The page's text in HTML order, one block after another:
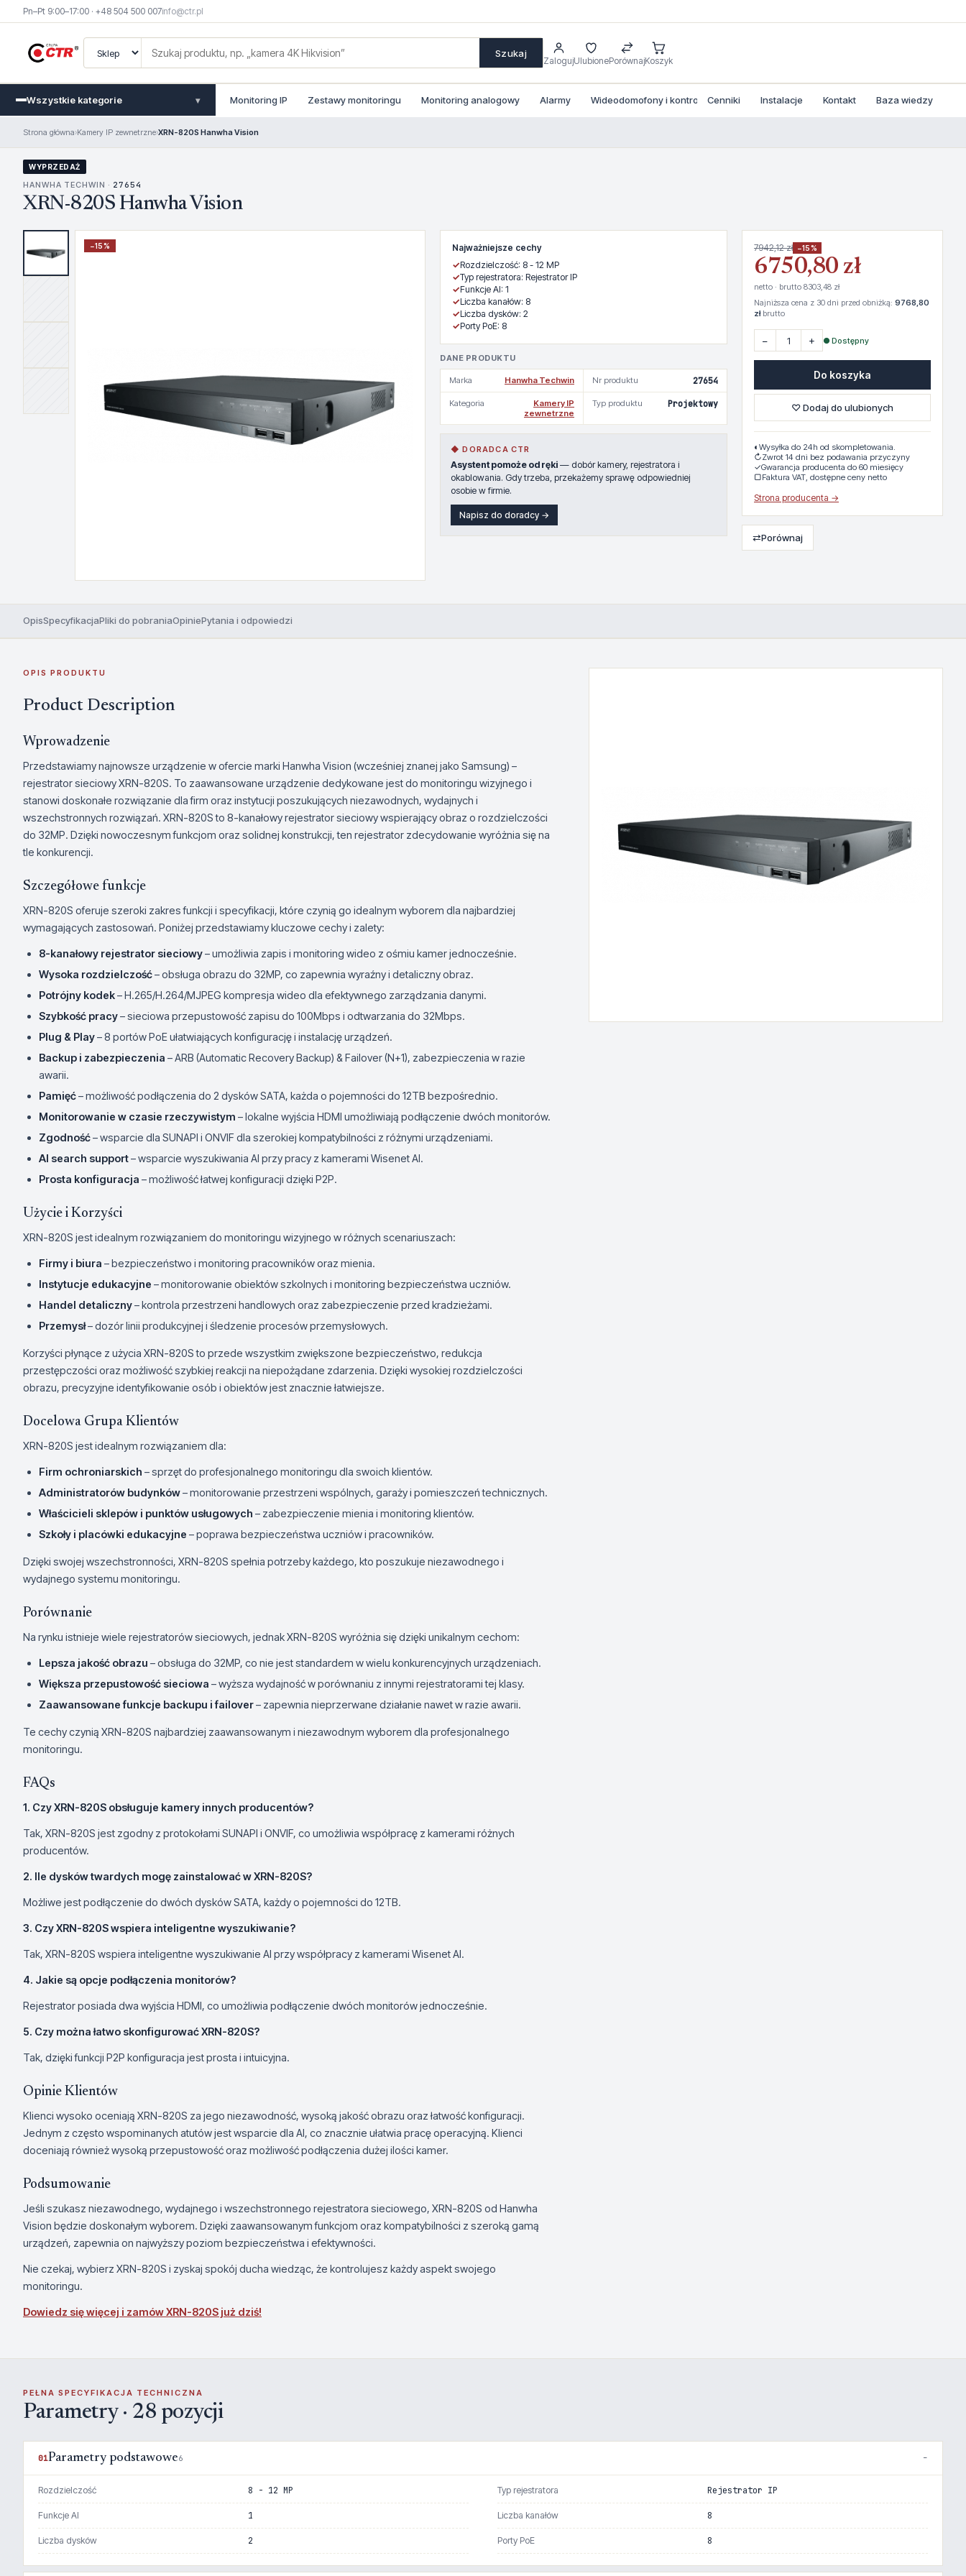
Pn–Pt 9:00–17:00 · +48 504 500 007info@ctr.pl
Szukaj
ZalogujUlubionePorównajKoszyk
Wszystkie kategorie ▾ Monitoring IP Zestawy monitoringu Monitoring analogowy Alarmy Wideodomofony i kontrola dostepu
Cenniki Instalacje Kontakt Baza wiedzy
Strona główna›Kamery IP zewnetrzne›XRN-820S Hanwha Vision
WYPRZEDAŻ
HANWHA TECHWIN · 27654
XRN-820S Hanwha Vision
−15%
Najważniejsze cechy
✓Rozdzielczość: 8 - 12 MP
✓Typ rejestratora: Rejestrator IP
✓Funkcje AI: 1
✓Liczba kanałów: 8
✓Liczba dysków: 2
✓Porty PoE: 8
DANE PRODUKTU
Marka Hanwha Techwin Nr produktu 27654
Kategoria
Kamery IP
zewnetrzne
Typ produktu Projektowy
◆ DORADCA CTR
Asystent pomoże od ręki — dobór kamery, rejestratora i
okablowania. Gdy trzeba, przekażemy sprawę odpowiedniej
osobie w firmie.
Napisz do doradcy →
7942,12 zł −15%
6750,80 zł
netto · brutto 8303,48 zł
Najniższa cena z 30 dni przed obniżką: 9768,80
złbrutto
− + ● Dostępny
Do koszyka
♡ Dodaj do ulubionych
◐ Wysyłka do 24h od skompletowania.
↻Zwrot 14 dni bez podawania przyczyny
✓Gwarancja producenta do 60 miesięcy
▢Faktura VAT, dostępne ceny netto
Strona producenta →
⇄Porównaj
OpisSpecyfikacjaPliki do pobraniaOpiniePytania i odpowiedzi
OPIS PRODUKTU
Product Description
Wprowadzenie
Przedstawiamy najnowsze urządzenie w ofercie marki Hanwha Vision (wcześniej znanej jako Samsung) –
rejestrator sieciowy XRN-820S. To zaawansowane urządzenie dedykowane jest do monitoringu wizyjnego i
stanowi doskonałe rozwiązanie dla firm oraz instytucji poszukujących niezawodnych, wydajnych i
wszechstronnych rozwiązań. XRN-820S to 8-kanałowy rejestrator sieciowy wspierający obraz o rozdzielczości
do 32MP. Dzięki nowoczesnym funkcjom oraz solidnej konstrukcji, ten rejestrator zdecydowanie wyróżnia się na
tle konkurencji.
Szczegółowe funkcje
XRN-820S oferuje szeroki zakres funkcji i specyfikacji, które czynią go idealnym wyborem dla najbardziej
wymagających zastosowań. Poniżej przedstawiamy kluczowe cechy i zalety:
8-kanałowy rejestrator sieciowy– umożliwia zapis i monitoring wideo z ośmiu kamer jednocześnie.
Wysoka rozdzielczość– obsługa obrazu do 32MP, co zapewnia wyraźny i detaliczny obraz.
Potrójny kodek– H.265/H.264/MJPEG kompresja wideo dla efektywnego zarządzania danymi.
Szybkość pracy– sieciowa przepustowość zapisu do 100Mbps i odtwarzania do 32Mbps.
Plug & Play– 8 portów PoE ułatwiających konfigurację i instalację urządzeń.
Backup i zabezpieczenia – ARB (Automatic Recovery Backup) & Failover (N+1), zabezpieczenia w razie
awarii.
Pamięć– możliwość podłączenia do 2 dysków SATA, każda o pojemności do 12TB bezpośrednio.
Monitorowanie w czasie rzeczywistym – lokalne wyjścia HDMI umożliwiają podłączenie dwóch monitorów.
Zgodność– wsparcie dla SUNAPI i ONVIF dla szerokiej kompatybilności z różnymi urządzeniami.
AI search support– wsparcie wyszukiwania AI przy pracy z kamerami Wisenet AI.
Prosta konfiguracja – możliwość łatwej konfiguracji dzięki P2P.
Użycie i Korzyści
XRN-820S jest idealnym rozwiązaniem do monitoringu wizyjnego w różnych scenariuszach:
Firmy i biura – bezpieczeństwo i monitoring pracowników oraz mienia.
Instytucje edukacyjne – monitorowanie obiektów szkolnych i monitoring bezpieczeństwa uczniów.
Handel detaliczny– kontrola przestrzeni handlowych oraz zabezpieczenie przed kradzieżami.
Przemysł– dozór linii produkcyjnej i śledzenie procesów przemysłowych.
Korzyści płynące z użycia XRN-820S to przede wszystkim zwiększone bezpieczeństwo, redukcja
przestępczości oraz możliwość szybkiej reakcji na niepożądane zdarzenia. Dzięki wysokiej rozdzielczości
obrazu, precyzyjne identyfikowanie osób i obiektów jest znacznie łatwiejsze.
Docelowa Grupa Klientów
XRN-820S jest idealnym rozwiązaniem dla:
Firm ochroniarskich – sprzęt do profesjonalnego monitoringu dla swoich klientów.
Administratorów budynków– monitorowanie przestrzeni wspólnych, garaży i pomieszczeń technicznych.
Właścicieli sklepów i punktów usługowych – zabezpieczenie mienia i monitoring klientów.
Szkoły i placówki edukacyjne – poprawa bezpieczeństwa uczniów i pracowników.
Dzięki swojej wszechstronności, XRN-820S spełnia potrzeby każdego, kto poszukuje niezawodnego i
wydajnego systemu monitoringu.
Porównanie
Na rynku istnieje wiele rejestratorów sieciowych, jednak XRN-820S wyróżnia się dzięki unikalnym cechom:
Lepsza jakość obrazu – obsługa do 32MP, co nie jest standardem w wielu konkurencyjnych urządzeniach.
Większa przepustowość sieciowa – wyższa wydajność w porównaniu z innymi rejestratorami tej klasy.
Zaawansowane funkcje backupu i failover– zapewnia nieprzerwane działanie nawet w razie awarii.
Te cechy czynią XRN-820S najbardziej zaawansowanym i niezawodnym wyborem dla profesjonalnego
monitoringu.
FAQs
1. Czy XRN-820S obsługuje kamery innych producentów?
Tak, XRN-820S jest zgodny z protokołami SUNAPI i ONVIF, co umożliwia współpracę z kamerami różnych
producentów.
2. Ile dysków twardych mogę zainstalować w XRN-820S?
Możliwe jest podłączenie do dwóch dysków SATA, każdy o pojemności do 12TB.
3. Czy XRN-820S wspiera inteligentne wyszukiwanie?
Tak, XRN-820S wspiera inteligentne wyszukiwanie AI przy współpracy z kamerami Wisenet AI.
4. Jakie są opcje podłączenia monitorów?
Rejestrator posiada dwa wyjścia HDMI, co umożliwia podłączenie dwóch monitorów jednocześnie.
5. Czy można łatwo skonfigurować XRN-820S?
Tak, dzięki funkcji P2P konfiguracja jest prosta i intuicyjna.
Opinie Klientów
Klienci wysoko oceniają XRN-820S za jego niezawodność, wysoką jakość obrazu oraz łatwość konfiguracji.
Jednym z często wspominanych atutów jest wsparcie dla AI, co znacznie ułatwia pracę operacyjną. Klienci
doceniają również wysoką przepustowość oraz możliwość podłączenia dużej ilości kamer.
Podsumowanie
Jeśli szukasz niezawodnego, wydajnego i wszechstronnego rejestratora sieciowego, XRN-820S od Hanwha
Vision będzie doskonałym wyborem. Dzięki zaawansowanym funkcjom oraz kompatybilności z szeroką gamą
urządzeń, zapewnia on najwyższy poziom bezpieczeństwa i efektywności.
Nie czekaj, wybierz XRN-820S i zyskaj spokój ducha wiedząc, że kontrolujesz każdy aspekt swojego
monitoringu.
Dowiedz się więcej i zamów XRN-820S już dziś!
PEŁNA SPECYFIKACJA TECHNICZNA
Parametry · 28 pozycji
01Parametry podstawowe6
Rozdzielczość 8 - 12 MP Typ rejestratora Rejestrator IP
Funkcje AI 1 Liczba kanałów 8
Liczba dysków 2 Porty PoE 8